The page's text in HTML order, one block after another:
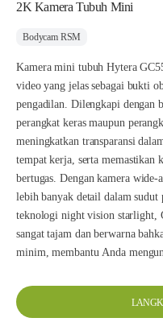
2K Kamera Tubuh Mini
Bodycam RSM
Kamera mini tubuh Hytera
video yang jelas sebagai bukti
pengadilan. Dilengkapi dengan
perangkat keras maupun
meningkatkan transparansi
tempat kerja, serta memastikan
bertugas. Dengan kamera
lebih banyak detail dalam sudut
teknologi night vision starlight,
sangat tajam dan berwarna
minim, membantu Anda